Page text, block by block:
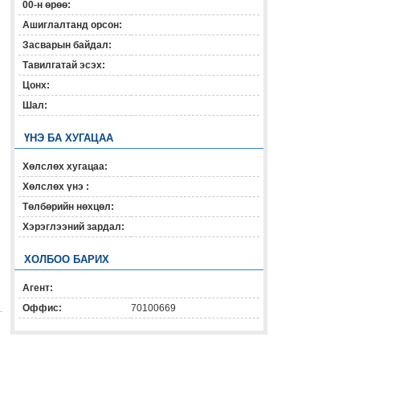
00-н өрөө:
Ашиглалтанд орсон:
Засварын байдал:
Тавилгатай эсэх:
Цонх:
Шал:
ҮНЭ БА ХУГАЦАА
Хөлслөх хугацаа:
Хөлслөх үнэ :
Төлбөрийн нөхцөл:
Хэрэглээний зардал:
ХОЛБОО БАРИХ
Агент:
Оффис:
70100669